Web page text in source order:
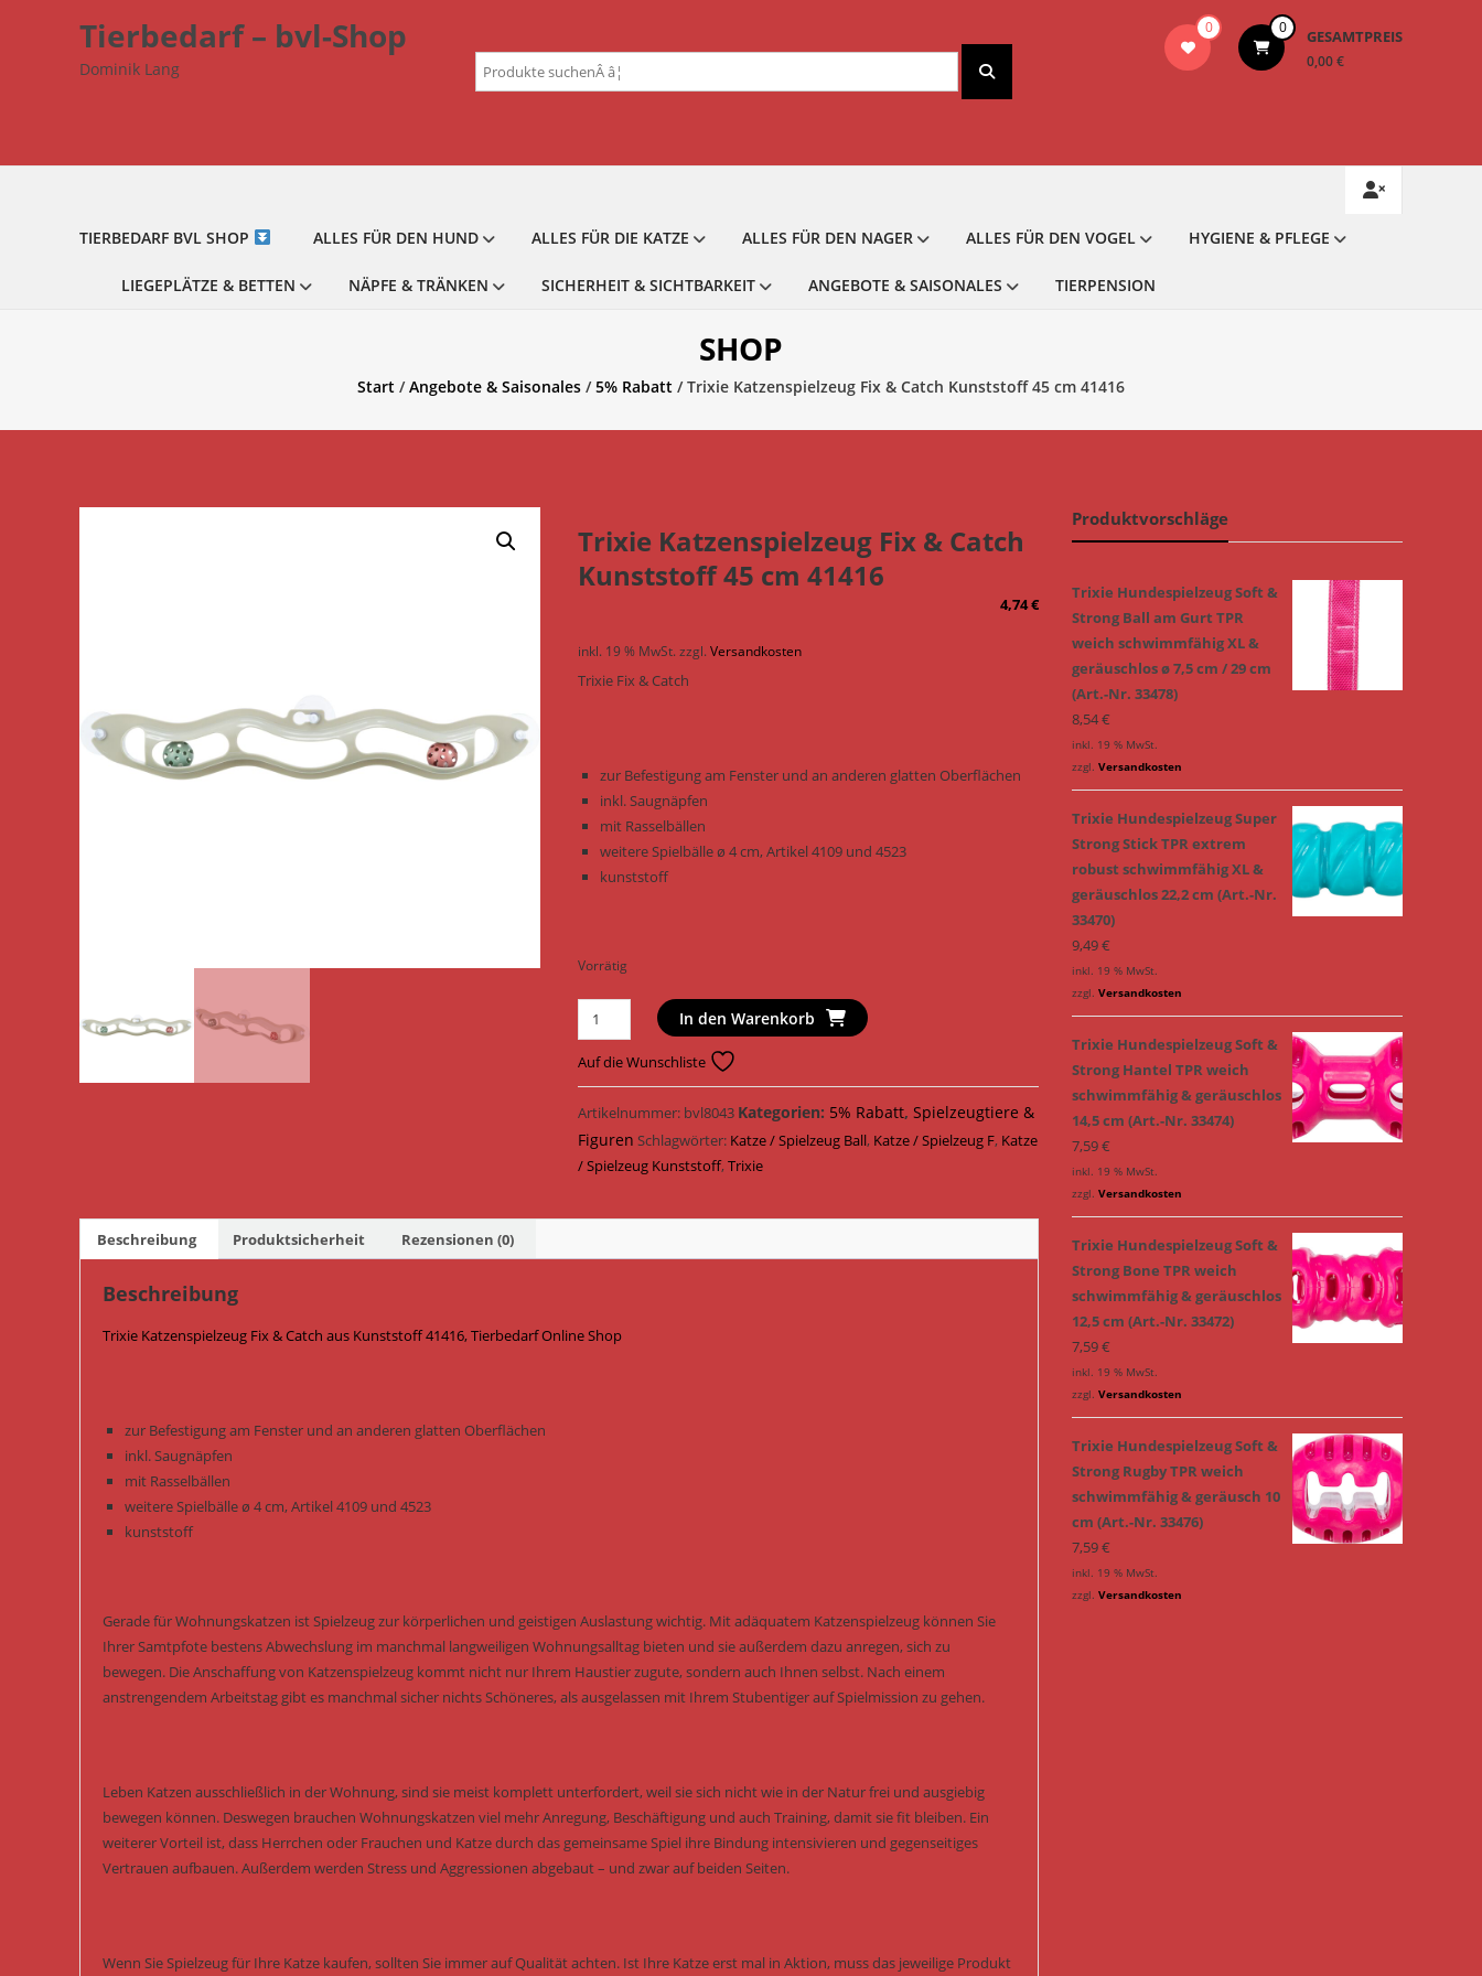
Tierbedarf – bvl-Shop
Dominik Lang
0 0 GESAMTPREIS
0,00 €
Suchen
nach:
TIERBEDARF BVL SHOP ALLES FÜR DEN HUND ALLES FÜR DIE KATZE ALLES FÜR DEN NAGER ALLES FÜR DEN VOGEL HYGIENE & PFLEGE
LIEGEPLÄTZE & BETTEN NÄPFE & TRÄNKEN SICHERHEIT & SICHTBARKEIT ANGEBOTE & SAISONALES TIERPENSION
SHOP
Start /Angebote & Saisonales /5% Rabatt / Trixie Katzenspielzeug Fix & Catch Kunststoff 45 cm 41416
Trixie Katzenspielzeug Fix & Catch
Kunststoff 45 cm 41416
4,74€
inkl. 19 % MwSt. zzgl.Versandkosten
Trixie Fix & Catch
zur Befestigung am Fenster und an anderen glatten Oberflächen
inkl. Saugnäpfen
mit Rasselbällen
weitere Spielbälle ø 4 cm, Artikel 4109 und 4523
kunststoff
Vorrätig
Trixie
Katzenspielzeug
Fix
&
Catch
Kunststoff
45
In den Warenkorb
Auf die Wunschliste
Artikelnummer: bvl8043 Kategorien: 5% Rabatt,Spielzeugtiere &
Figuren Schlagwörter: Katze / Spielzeug Ball, Katze / Spielzeug F, Katze
/ Spielzeug Kunststoff,Trixie
Beschreibung Produktsicherheit Rezensionen (0)
Beschreibung
Trixie Katzenspielzeug Fix & Catch aus Kunststoff 41416, Tierbedarf Online Shop
zur Befestigung am Fenster und an anderen glatten Oberflächen
inkl. Saugnäpfen
mit Rasselbällen
weitere Spielbälle ø 4 cm, Artikel 4109 und 4523
kunststoff
Gerade für Wohnungskatzen ist Spielzeug zur körperlichen und geistigen Auslastung wichtig. Mit adäquatem Katzenspielzeug können Sie
Ihrer Samtpfote bestens Abwechslung im manchmal langweiligen Wohnungsalltag bieten und sie außerdem dazu anregen, sich zu
bewegen. Die Anschaffung von Katzenspielzeug kommt nicht nur Ihrem Haustier zugute, sondern auch Ihnen selbst. Nach einem
anstrengendem Arbeitstag gibt es manchmal sicher nichts Schöneres, als ausgelassen mit Ihrem Stubentiger auf Spielmission zu gehen.
Leben Katzen ausschließlich in der Wohnung, sind sie meist komplett unterfordert, weil sie sich nicht wie in der Natur frei und ausgiebig
bewegen können. Deswegen brauchen Wohnungskatzen viel mehr Anregung, Beschäftigung und auch Training, damit sie fit bleiben. Ein
weiterer Vorteil ist, dass Herrchen oder Frauchen und Katze durch das gemeinsame Spiel ihre Bindung intensivieren und gegenseitiges
Vertrauen aufbauen. Außerdem werden Stress und Aggressionen abgebaut – und zwar auf beiden Seiten.
Wenn Sie Spielzeug für Ihre Katze kaufen, sollten Sie immer auf Qualität achten. Ist Ihre Katze erst mal in Aktion, muss das jeweilige Produkt
Produktvorschläge
Trixie Hundespielzeug Soft &
Strong Ball am Gurt TPR
weich schwimmfähig XL &
geräuschlos ø 7,5 cm / 29 cm
(Art.-Nr. 33478)
8,54€
inkl. 19 % MwSt.
zzgl. Versandkosten
Trixie Hundespielzeug Super
Strong Stick TPR extrem
robust schwimmfähig XL &
geräuschlos 22,2 cm (Art.-Nr.
33470)
9,49€
inkl. 19 % MwSt.
zzgl. Versandkosten
Trixie Hundespielzeug Soft &
Strong Hantel TPR weich
schwimmfähig & geräuschlos
14,5 cm (Art.-Nr. 33474)
7,59€
inkl. 19 % MwSt.
zzgl. Versandkosten
Trixie Hundespielzeug Soft &
Strong Bone TPR weich
schwimmfähig & geräuschlos
12,5 cm (Art.-Nr. 33472)
7,59€
inkl. 19 % MwSt.
zzgl. Versandkosten
Trixie Hundespielzeug Soft &
Strong Rugby TPR weich
schwimmfähig & geräusch 10
cm (Art.-Nr. 33476)
7,59€
inkl. 19 % MwSt.
zzgl. Versandkosten